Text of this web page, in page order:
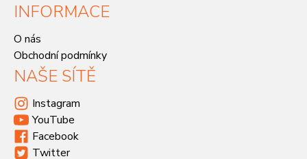
INFORMACE
O nás
Obchodní podmínky
NAŠE SÍTĚ
Instagram
YouTube
Facebook
Twitter